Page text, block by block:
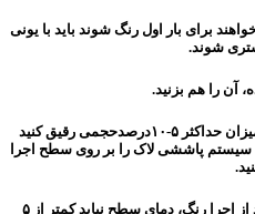
برای بار اول رنگ شوند باید با یونی
شوند.
آن را هم بزنید.
– قبل از استفاده، آن را با آب تمیز به میزان حداکثر ۵-۱۰درصدحجمی رقیق کنید
سیستم پاششی لاک را بر روی سطح اجرا
– در حین اجرا و به مدت ۲۴ ساعت بعد از اجرا رنگ، دمای سطح نباید کمتر از ۵